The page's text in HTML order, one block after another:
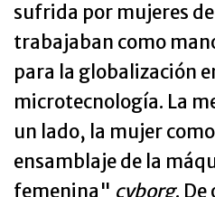
sufrida por mujeres
trabajaban como
para la globalización
microtecnología. La
un lado, la mujer
ensamblaje de la
femenina" cyborg.